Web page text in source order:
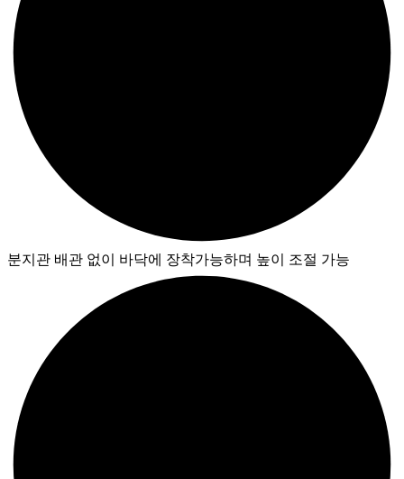
분지관 배관 없이 바닥에 장착가능하며 높이 조절 가능